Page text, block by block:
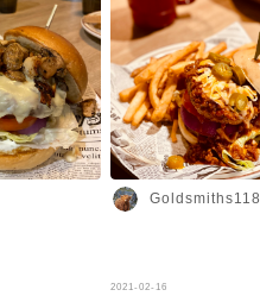
Goldsmiths118
2021-02-16